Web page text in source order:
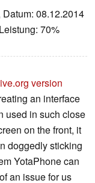
08.12.2014
70%
version
an interface
used in such close
on the front, it
doggedly sticking
YotaPhone can
an issue for us